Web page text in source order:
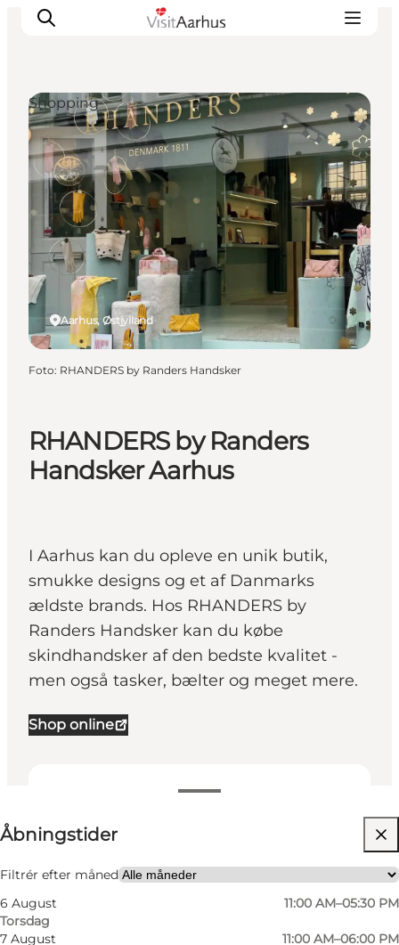
Oplevelser
Kalender
Byer og steder
Planlæg ferien
Transport
RHANDERS by Randers
Handsker Aarhus
I Aarhus kan du opleve en unik butik,
smukke designs og et af Danmarks
ældste brands. Hos RHANDERS by
Randers Handsker kan du købe
skindhandsker af den bedste kvalitet -
men også tasker, bælter og meget mere.
Shop online
Åbningstider
Filtrér efter måned
6 August
Torsdag
11:00 AM–05:30 PM
7 August
11:00 AM–06:00 PM
Besøg hjemmeside
Mig selv
Aarhus, Østjylland
Shopping
Foto: RHANDERS by Randers Handsker